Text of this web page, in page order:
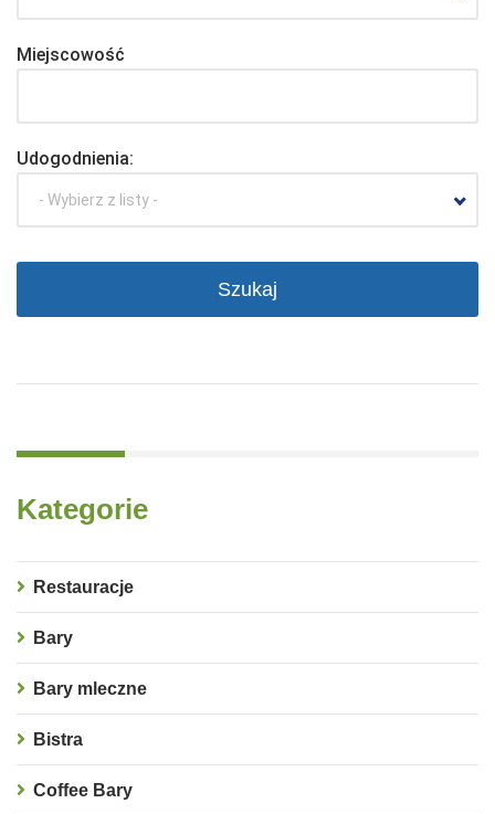
Miejscowość
Udogodnienia:
- Wybierz z listy -
Kategorie
Restauracje
Bary
Bary mleczne
Bistra
Coffee Bary